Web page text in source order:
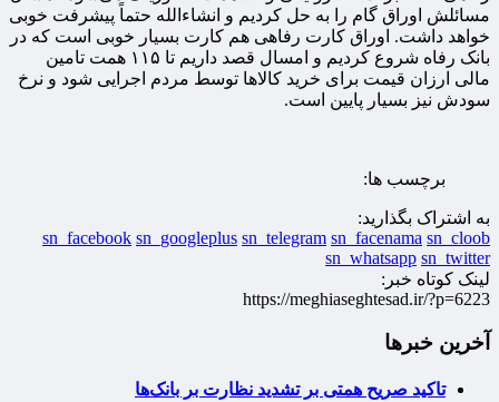
مسائلش اوراق گام را به حل کردیم و انشاءالله حتماً پیشرفت خوبی
خواهد داشت. اوراق کارت رفاهی هم کارت بسیار خوبی است که در
بانک رفاه شروع کردیم و امسال قصد داریم تا ۱۱۵ همت تامین
مالی ارزان قیمت برای خرید کالاها توسط مردم اجرایی شود و نرخ
سودش نیز بسیار پایین است.
برچسب ها:
به اشتراک بگذارید:
sn_facebook sn_googleplus sn_telegram sn_facenama sn_cloob
sn_whatsapp sn_twitter
لینک کوتاه خبر:
https://meghiaseghtesad.ir/?p=6223
آخرین خبرها
تاکید صریح همتی بر تشدید نظارت بر بانک‌ها